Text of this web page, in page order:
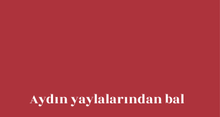
Aydın yaylalarından bal